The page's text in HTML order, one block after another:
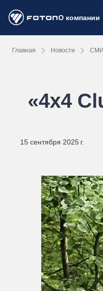
О компании
Главная Новости СМИ
«4x4
15 сентября 2025 г.